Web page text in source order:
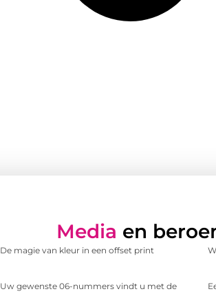
Media en
De magie van kleur in een offset print
Uw gewenste 06-nummers vindt u met de